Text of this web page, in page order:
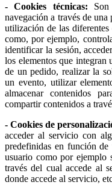
- Cookies técnicas:
navegación a través de
utilización de las
como, por ejemplo,
identificar la sesión,
los elementos que integran
de un pedido, realizar la
un evento, utilizar
almacenar contenidos
compartir contenidos a
- Cookies de
acceder al servicio con
predefinidas en función
usuario como por ejemplo
través del cual accede al
donde accede al servicio,